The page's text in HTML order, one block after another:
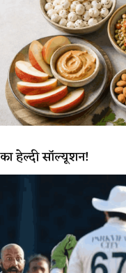
हेल्दी सॉल्यूशन!